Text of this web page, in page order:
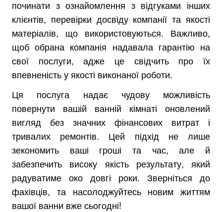
починати з ознайомлення з відгуками інших
клієнтів, перевірки досвіду компанії та якості
матеріалів, що використовуються. Важливо,
щоб обрана компанія надавала гарантію на
свої послуги, адже це свідчить про їх
впевненість у якості виконаної роботи.
Ця послуга надає чудову можливість
повернути вашій ванній кімнаті оновлений
вигляд без значних фінансових витрат і
тривалих ремонтів. Цей підхід не лише
зекономить ваші гроші та час, але й
забезпечить високу якість результату, який
радуватиме око довгі роки. Зверніться до
фахівців, та насолоджуйтесь новим життям
вашої ванни вже сьогодні!